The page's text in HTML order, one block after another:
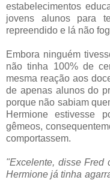
estabelecimentos
jovens alunos para
repreendido e lá não
Embora ninguém
não tinha 100% de
mesma reação aos
de apenas alunos do
porque não sabiam
Hermione estivesse
gêmeos,
comportassem.
"Excelente, disse Fred
Hermione já tinha